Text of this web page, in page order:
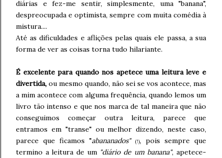
diárias e fez-me sentir, simplesmente, uma "banana",
despreocupada e optimista, sempre com muita comédia à
mistura....
Até as dificuldades e aflições pelas quais ele passa, a sua
forma de ver as coisas torna tudo hilariante.
É excelente para quando nos apetece uma leitura leve e
divertida, ou mesmo quando, não sei se vos acontece, mas
a mim acontece com alguma frequência, quando lemos um
livro tão intenso e que nos marca de tal maneira que não
conseguimos começar outra leitura, parece que
entramos em "transe" ou melhor dizendo, neste caso,
parece que ficamos "abananados" (!), pois sempre que
termino a leitura de um"diário de um banana", apetece-